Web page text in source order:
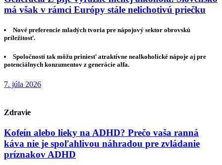
má však v rámci Európy stále nelichotivú priečku
Nové preferencie mladých tvoria pre nápojový sektor obrovskú
príležitosť.
Spoločnosti tak môžu priniesť atraktívne nealkoholické nápoje aj pre
potenciálnych konzumentov z generácie alfa.
7. júla 2026
Zdravie
Kofeín alebo lieky na ADHD? Prečo vaša ranná
káva nie je spoľahlivou náhradou pre zvládanie
príznakov ADHD